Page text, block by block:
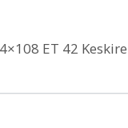
ET 42